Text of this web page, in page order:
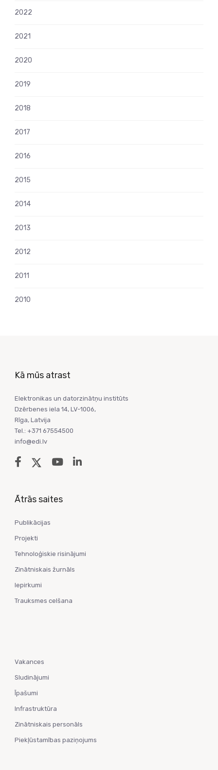
2022
2021
2020
2019
2018
2017
2016
2015
2014
2013
2012
2011
2010
Kā mūs atrast
Elektronikas un datorzinātņu institūts
Dzērbenes iela 14, LV-1006,
Rīga, Latvija
Tel.: +371 67554500
info@edi.lv
Ātrās saites
Publikācijas
Projekti
Tehnoloģiskie risinājumi
Zinātniskais žurnāls
Iepirkumi
Trauksmes celšana
Vakances
Sludinājumi
Īpašumi
Infrastruktūra
Zinātniskais personāls
Piekļūstamības paziņojums